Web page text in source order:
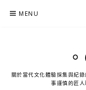
MENU
關於當代文化體驗採集與紀
事謹慎的匠人